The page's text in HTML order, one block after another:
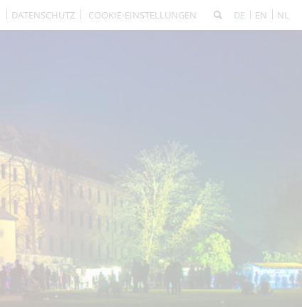
DATENSCHUTZ COOKIE-EINSTELLUNGEN DE EN NL